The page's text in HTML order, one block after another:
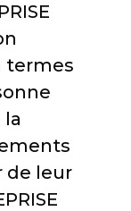
termes
la
de leur